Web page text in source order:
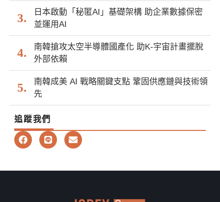
日本啟動「秘匿AI」基礎架構 助企業數據保密
並運用AI
南韓搶攻太空半導體國產化 助K-宇宙計畫擺脫
外部依賴
南韓成美 AI 戰略關鍵支點 鞏固供應鏈與技術領
先
追蹤我們
F
a
b
L
i
E
n
l